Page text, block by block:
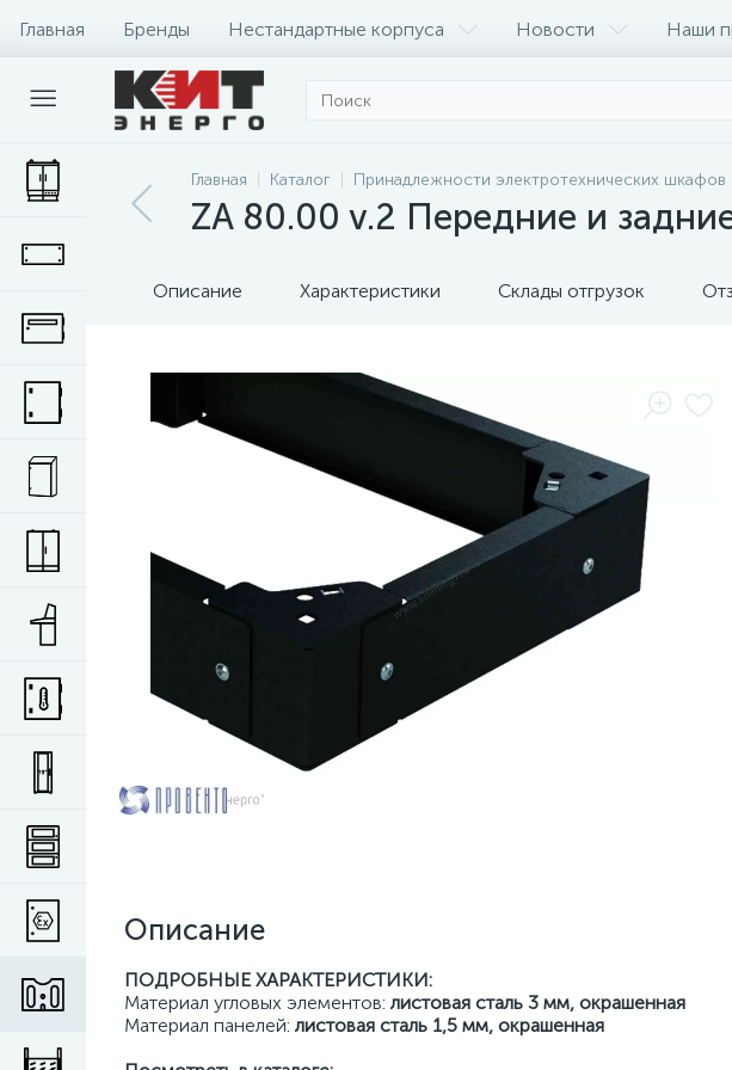
Главная Бренды Нестандартные корпуса Новости Наши
Главная Каталог Принадлежности электротехнических шкафов
ZA 80.00 v.2 Передние и
Описание Характеристики Склады отгрузок
Описание
ПОДРОБНЫЕ ХАРАКТЕРИСТИКИ:
Материал угловых элементов: листовая сталь 3 мм, окрашенная
Материал панелей: листовая сталь 1,5 мм, окрашенная